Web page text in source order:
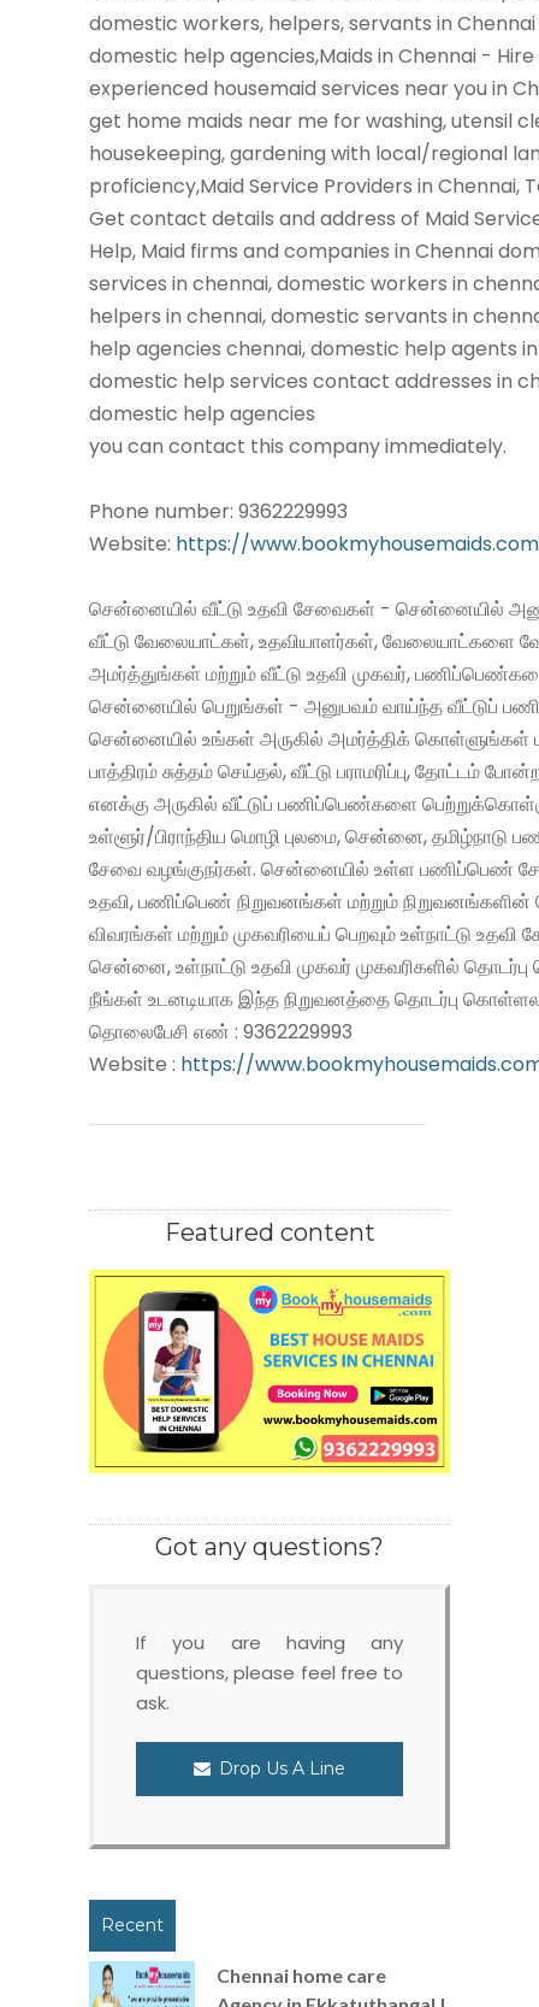
domestic workers, helpers, servants in
domestic help agencies,Maids in Chennai - Hire
experienced housemaid services near you in
get home maids near me for washing, utensil
housekeeping, gardening with local/regional
proficiency,Maid Service Providers in Chennai,
Get contact details and address of Maid
Help, Maid firms and companies in Chennai
services in chennai, domestic workers in
helpers in chennai, domestic servants in
help agencies chennai, domestic help agents
domestic help services contact addresses in
domestic help agencies
you can contact this company immediately.
Phone number: 9362229993
Website: https://
சென்னையில் வீட்டு உதவி சேவைகள் - சென்னையில்
வீட்டு வேலையாட்கள், உதவியாளர்கள், வேலையாட்களை
அமர்த்துங்கள் மற்றும் வீட்டு உதவி முகவர்,
சென்னையில் பெறுங்கள் - அனுபவம் வாய்ந்த வீட்டுப்
சென்னையில் உங்கள் அருகில் அமர்த்திக் கொள்ளுங்கள்
பாத்திரம் சுத்தம் செய்தல், வீட்டு பராமரிப்பு, தோட்டம்
எனக்கு அருகில் வீட்டுப் பணிப்பெண்களை
உள்ளூர்/பிராந்திய மொழி புலமை, சென்னை, தமிழ்நாடு
சேவை வழங்குநர்கள். சென்னையில் உள்ள பணிப்பெண்
உதவி, பணிப்பெண் நிறுவனங்கள் மற்றும் நிறுவனங்களின்
விவரங்கள் மற்றும் முகவரியைப் பெறவும் உள்நாட்டு உதவி
சென்னை, உள்நாட்டு உதவி முகவர் முகவரிகளில்
நீங்கள் உடனடியாக இந்த நிறுவனத்தை தொடர்பு
தொலைபேசி எண் : 9362229993
Website : https://
Featured content
Got any questions?
If you are having any
questions, please feel free to
ask.
Drop Us A Line
Recent
Chennai home care